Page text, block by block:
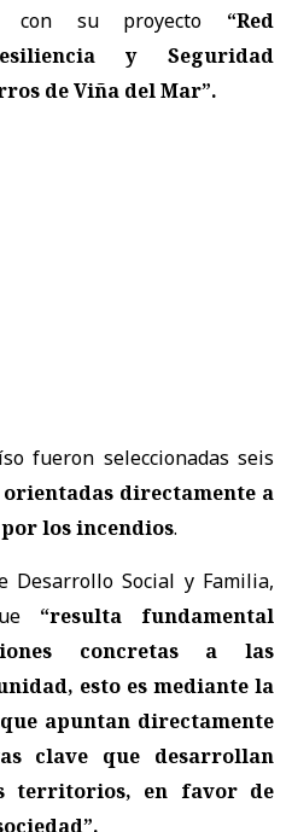
con su proyecto “Red
y Seguridad
de Viña del Mar”.
fueron seleccionadas seis
directamente a
los incendios.
Desarrollo Social y Familia,
“resulta fundamental
concretas a las
esto es mediante la
apuntan directamente
clave que desarrollan
territorios, en favor de